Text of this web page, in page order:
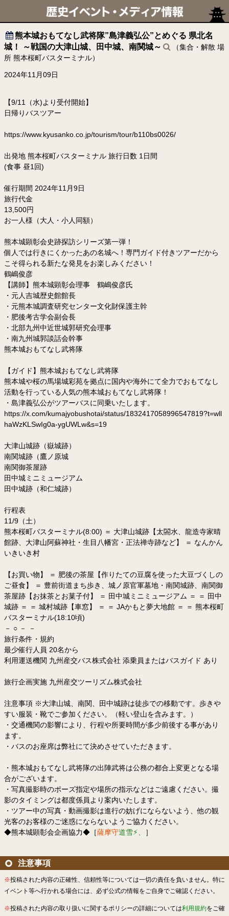
熊本城おもてなし武将隊”島津義弘公”とめぐる 県北名
城！ ～戦国の大津山城、田中城、南関城～
（集合・解散 場
所 熊本桜町バスターミナル）
2024年11月09日
【9/11（水)より受付開始】
日帰りバスツアー
https://www.kyusanko.co.jp/tourism/tour/b110bs0026/
出発地 熊本桜町バスターミナル 旅行日数 1日間
(食事 昼1回)
催行期間 2024年11月9日
旅行代金
13,500円
お一人様（大人・小人同額）
熊本城顕彰会史跡探訪シリーズ第一弾！
個人では行きにくかったあの名城へ！専門ガイド付きツアーだから
こそ得られる新たな発見をお楽しみください！
鶴嶋俊彦
【講師】熊本城顕彰会理事 鶴嶋俊彦氏
・元人吉城歴史館館長
・元熊本城調査研究センター文化財保護主幹
・肥後考古学会副会長
・北部九州中近世城郭研究会理事
・南九州城郭談話会幹事
熊本城おもてなし武将隊
【ガイド】熊本城おもてなし武将隊
熊本城や桜の馬場城彩苑を拠点に国内や海外にて全力でおもてなし
活動を行っている人気の熊本城おもてなし武将隊！
・島津義弘公がツアーバスに同乗いたします。
https://x.com/kumajyobushotai/status/1832417058996547819?t=wll
haWzKLSwIg0a-ygUWLw&s=19
大津山城跡（嶽城跡）
南関城跡（鷹ノ原城
南関御茶屋跡
田中城ミニミュージアム
田中城跡（和仁城跡）
行程表
11/9（土）
熊本桜町バスターミナル(8:00) ＝ 大津山城跡【太閤水、龍造寺家晴
館跡、大津山阿蘇神社・生目八幡宮・正法禅寺跡など】 ＝ なんかん
いきいき村
【お買い物】 ＝ 肥後の茶屋【作りたての豆腐を使った大豆づくしの
ご昼食】 ＝ 豊前街道まち歩き、城ノ原官軍墓地・南関城跡、南関御
茶屋跡【お抹茶とお菓子付】 ＝ 田中城ミニミュージアム ＝ ＝ 田中
城跡 ＝ ＝ 城村城跡【車窓】 ＝ ＝ JAかもと夢大地館 ＝ ＝ 熊本桜町
バスターミナル(18:10頃)
－ ○ － －
旅行条件・規約
最少催行人員 20名から
利用運送機関 九州産交バス株式会社 添乗員またはバスガイド あり
旅行企画実施 九州産交ツーリズム株式会社
注意事項 ※大津山城、南関、田中城跡は徒歩での移動です。歩きや
すい服装・靴でご参加ください。（軽い登山を含みます。）
・交通機関の影響により、行程や所要時間が多少前後する事があり
ます。
・バスのお座席は弊社にて決めさせていただきます。
・熊本城おもてなし武将隊の出陣武将は公務の都合上変更となる場
合がございます。
・写真撮影時のポーズ指定や場所の指示などはご遠慮ください。撮
影のタイミングは都度係員より案内いたします。
・ツアー中の写真・動画撮影は進行の妨げにならないよう、他の観
光客のお客様のご迷惑にならないようご協力ください。
◆熊本城顕彰会企画協力◆［薩摩守道雪⚡︎、 ］
注意事項
※投稿された内容の正確性、信頼性等については一切の責任を負いません。特に
イベント等へ行かれる場合には、必ず公式の情報をご自身でご確認ください。
※投稿された内容の取り扱いに関するポリシーの詳細については利用規約をご確